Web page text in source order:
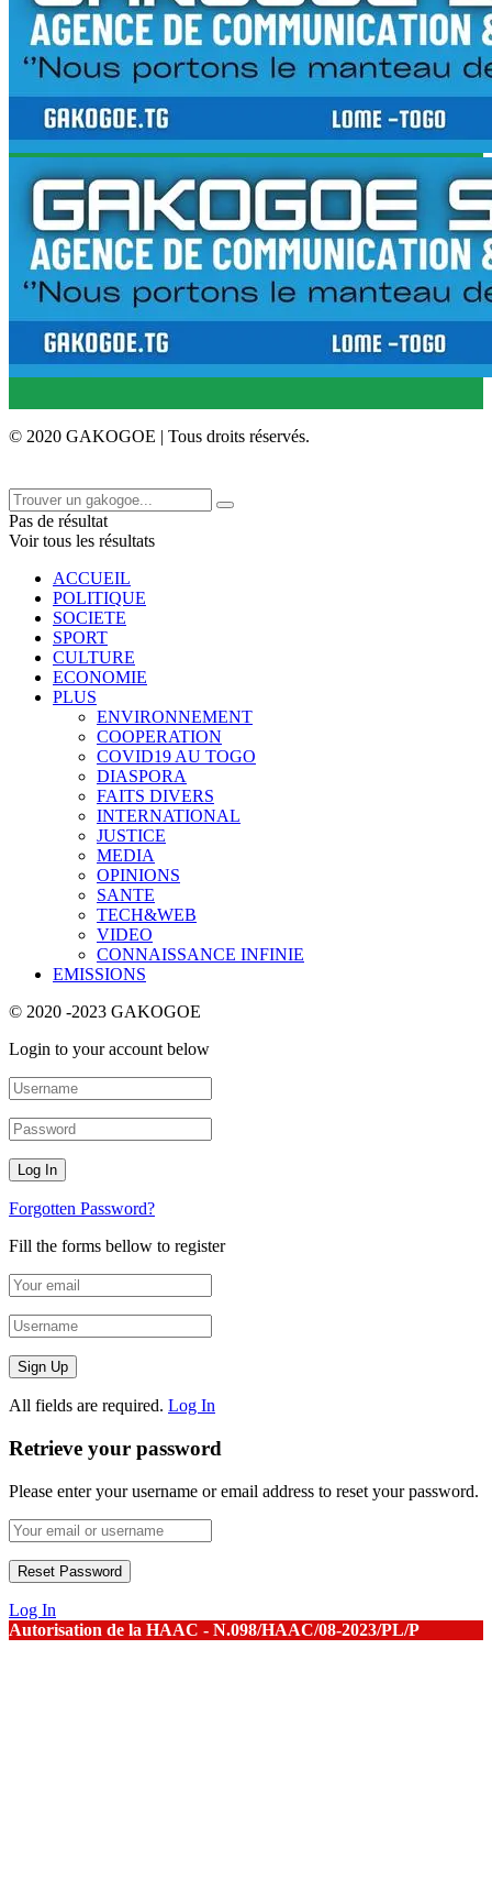
© 2020 GAKOGOE | Tous droits réservés.
Pas de résultat
Voir tous les résultats
ACCUEIL
POLITIQUE
SOCIETE
SPORT
CULTURE
ECONOMIE
PLUS
ENVIRONNEMENT
COOPERATION
COVID19 AU TOGO
DIASPORA
FAITS DIVERS
INTERNATIONAL
JUSTICE
MEDIA
OPINIONS
SANTE
TECH&WEB
VIDEO
CONNAISSANCE INFINIE
EMISSIONS
© 2020 -2023 GAKOGOE
Login to your account below
Forgotten Password?
Fill the forms bellow to register
All fields are required. Log In
Retrieve your password
Please enter your username or email address to reset your password.
Log In
Autorisation de la HAAC - N.098/HAAC/08-2023/PL/P